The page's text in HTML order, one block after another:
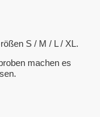
S / M / L / XL.
machen es